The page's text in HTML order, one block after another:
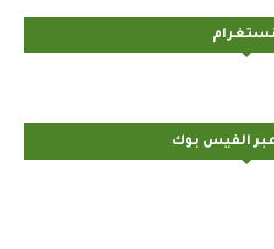
عبر الفيس بوك